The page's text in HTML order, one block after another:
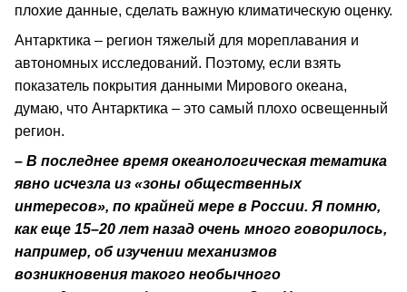
плохие данные, сделать важную климатическую оценку.
Антарктика – регион тяжелый для мореплавания и
автономных исследований. Поэтому, если взять
показатель покрытия данными Мирового океана,
думаю, что Антарктика – это самый плохо освещенный
регион.
– В последнее время океанологическая тематика
явно исчезла из «зоны общественных
интересов», по крайней мере в России. Я помню,
как еще 15–20 лет назад очень много говорилось,
например, об изучении механизмов
возникновения такого необычного